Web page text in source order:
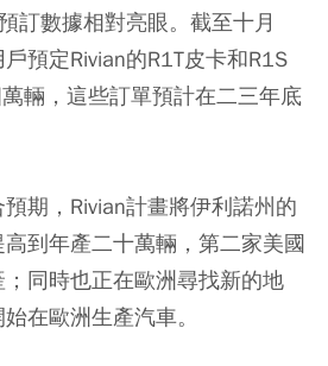
訂數據相對亮眼。截至十月
預定Rivian的R1T皮卡和R1S
輛，這些訂單預計在二三年底
期，Rivian計畫將伊利諾州的
到年產二十萬輛，第二家美國
同時也正在歐洲尋找新的地
在歐洲生產汽車。